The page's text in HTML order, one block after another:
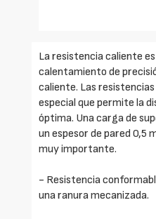
La resistencia caliente
calentamiento de
caliente. Las
especial que permite la
óptima. Una carga de
un espesor de pared 0,5
muy importante.
- Resistencia
una ranura mecanizada.